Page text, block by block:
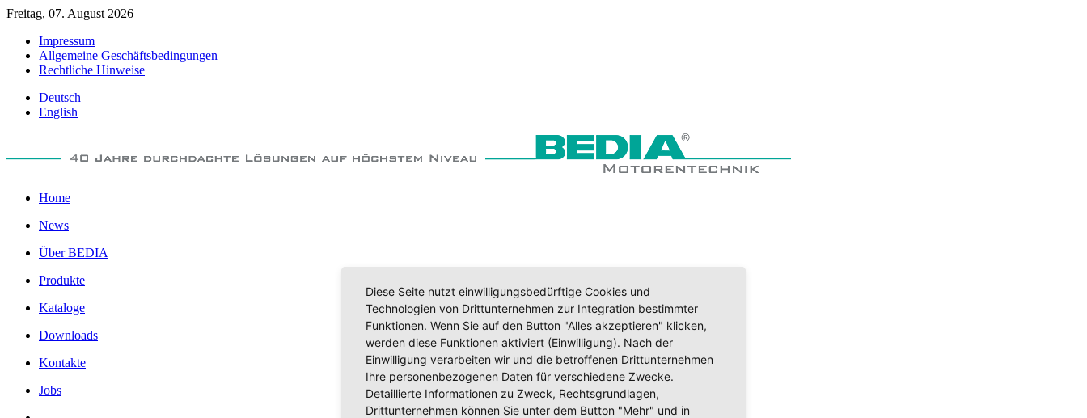
Freitag, 07. August 2026
Impressum
Allgemeine Geschäftsbedingungen
Rechtliche Hinweise
Deutsch
English
Home
News
Über BEDIA
Produkte
Kataloge
Downloads
Kontakte
Jobs
Diese Seite nutzt einwilligungsbedürftige Cookies und
Technologien von Drittunternehmen zur Integration bestimmter
Funktionen. Wenn Sie auf den Button "Alles akzeptieren" klicken,
werden diese Funktionen aktiviert (Einwilligung). Nach der
Einwilligung verarbeiten wir und die betroffenen Drittunternehmen
Ihre personenbezogenen Daten für verschiedene Zwecke.
Detaillierte Informationen zu Zweck, Rechtsgrundlagen,
Drittunternehmen können Sie unter dem Button "Mehr" und in